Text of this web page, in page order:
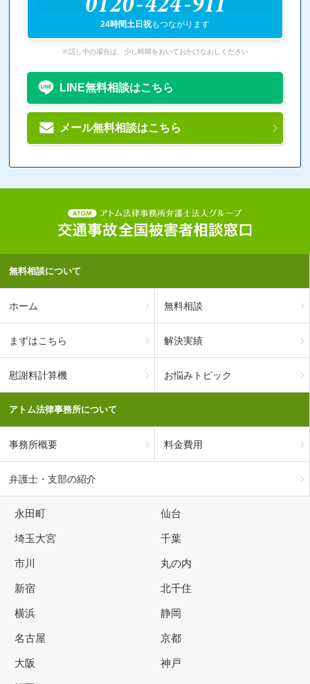
24時間土日祝もつながります
※話し中の場合は、少し時間をおいておかけなおしください
LINE無料相談はこちら
メール無料相談はこちら
無料相談について
ホーム 無料相談
まずはこちら 解決実績
慰謝料計算機 お悩みトピック
アトム法律事務所について
事務所概要 料金費用
弁護士・支部の紹介
永田町 仙台
埼玉大宮 千葉
市川 丸の内
新宿 北千住
横浜 静岡
名古屋 京都
大阪 神戸